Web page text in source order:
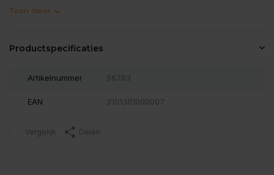
Toon meer
Productspecificaties
Artikelnummer 56783
EAN 3101301000007
Vergelijk Delen